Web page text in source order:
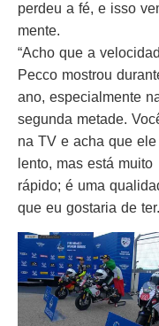
perdeu a fé, e isso
mente.
“Acho que a
Pecco mostrou
ano, especialmente
segunda metade.
na TV e acha que ele
lento, mas está muito
rápido; é uma
que eu gostaria de